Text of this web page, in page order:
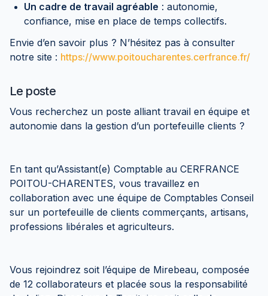
Un cadre de travail agréable : autonomie,
confiance, mise en place de temps collectifs.
Envie d’en savoir plus ? N’hésitez pas à consulter
notre site : https://www.poitoucharentes.cerfrance.fr/
Le poste
Vous recherchez un poste alliant travail en équipe et
autonomie dans la gestion d’un portefeuille clients ?
En tant qu’Assistant(e) Comptable au CERFRANCE
POITOU-CHARENTES, vous travaillez en
collaboration avec une équipe de Comptables Conseil
sur un portefeuille de clients commerçants, artisans,
professions libérales et agriculteurs.
Vous rejoindrez soit l’équipe de Mirebeau, composée
de 12 collaborateurs et placée sous la responsabilité